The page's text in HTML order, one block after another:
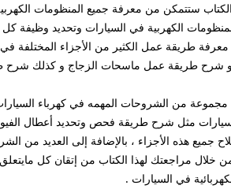
ستتمكن من معرفة جميع المنظومات
الكهربية في السيارات وتحديد وظيفة كل
طريقة عمل الكثير من الأجزاء المختلفة
و شرح طريقة عمل ماسحات الزجاج و كذلك شرح
مجموعة من الشروحات المهمه في كهرباء
السيارات مثل شرح طريقة فحص وتحديد أعطال
جميع هذه الأجزاء ، بالإضافة إلى العديد من
خلال مراجعتك لهذا الكتاب من إتقان كل
في السيارات .